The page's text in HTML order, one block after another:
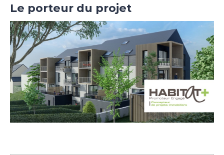
Le porteur du projet